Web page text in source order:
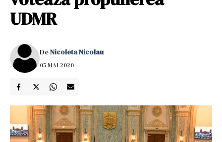
UDMR
DeNicoleta Nicolau
05 MAI 2020